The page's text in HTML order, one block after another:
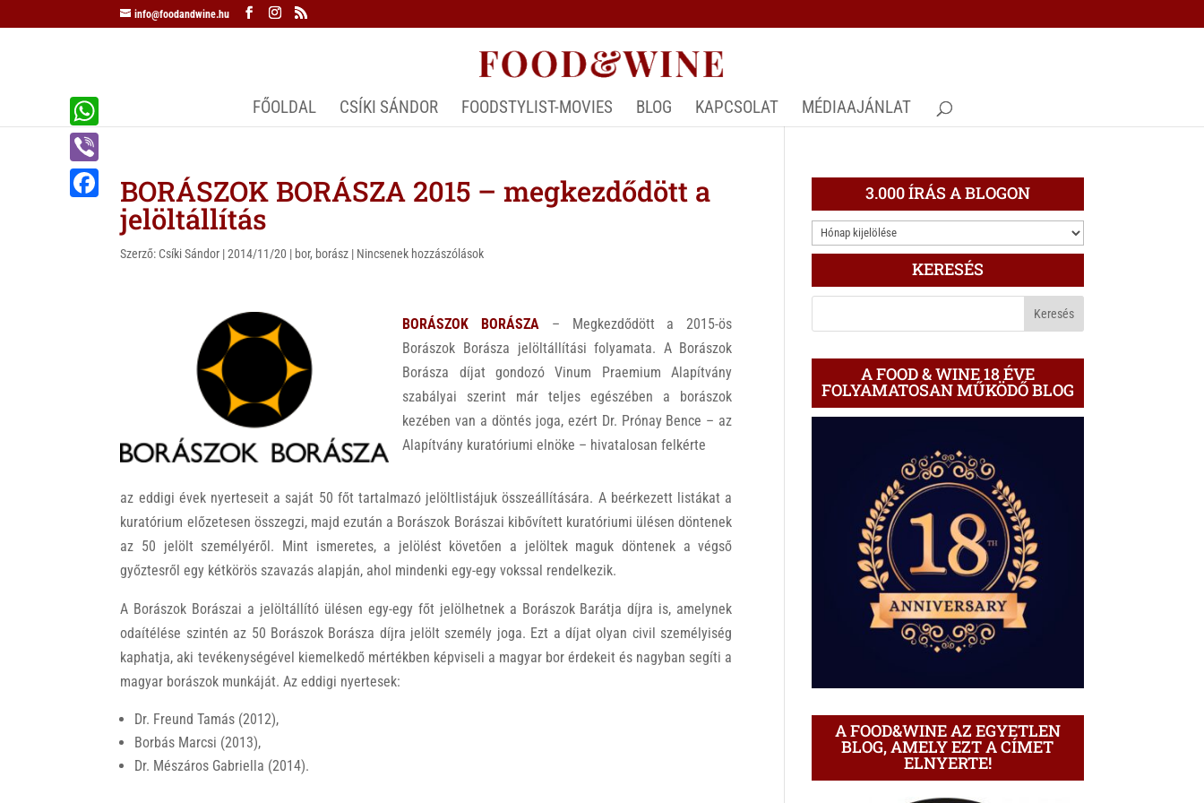
info@foodandwine.hu
FŐOLDAL CSÍKI SÁNDOR FOODSTYLIST-MOVIES BLOG KAPCSOLAT MÉDIAAJÁNLAT
BORÁSZOK BORÁSZA 2015 – megkezdődött a
jelöltállítás
Szerző: Csíki Sándor |2014/11/20 | bor, borász | Nincsenek hozzászólások
BORÁSZOK BORÁSZA – Megkezdődött a 2015-ös
Borászok Borásza jelöltállítási folyamata. A Borászok
Borásza díjat gondozó Vinum Praemium Alapítvány
szabályai szerint már teljes egészében a borászok
kezében van a döntés joga, ezért Dr. Prónay Bence – az
Alapítvány kuratóriumi elnöke – hivatalosan felkérte
az eddigi évek nyerteseit a saját 50 főt tartalmazó jelöltlistájuk összeállítására. A beérkezett listákat a
kuratórium előzetesen összegzi, majd ezután a Borászok Borászai kibővített kuratóriumi ülésen döntenek
az 50 jelölt személyéről. Mint ismeretes, a jelölést követően a jelöltek maguk döntenek a végső
győztesről egy kétkörös szavazás alapján, ahol mindenki egy-egy vokssal rendelkezik.
A Borászok Borászai a jelöltállító ülésen egy-egy főt jelölhetnek a Borászok Barátja díjra is, amelynek
odaítélése szintén az 50 Borászok Borásza díjra jelölt személy joga. Ezt a díjat olyan civil személyiség
kaphatja, aki tevékenységével kiemelkedő mértékben képviseli a magyar bor érdekeit és nagyban segíti a
magyar borászok munkáját. Az eddigi nyertesek:
Dr. Freund Tamás (2012),
Borbás Marcsi (2013),
Dr. Mészáros Gabriella (2014).
W
h
a
V
3.000 ÍRÁS A BLOGON
3.000
ÍRÁS
BLOGON
KERESÉS
A FOOD & WINE 18 ÉVE
FOLYAMATOSAN MŰKÖDŐ BLOG
A FOOD&WINE AZ EGYETLEN
BLOG, AMELY EZT A CÍMET
ELNYERTE!